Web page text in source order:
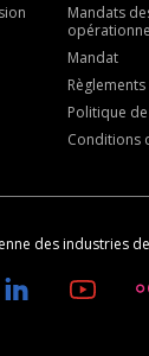
Mandats
Mandat
Règlements
Politique
Conditions
des industries